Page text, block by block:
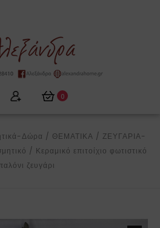
0
Δώρα / ΘΕΜΑΤΙΚΑ / ΖΕΥΓΑΡΙΑ-
/ Κεραμικό επιτοίχιο φωτιστικό
ζευγάρι